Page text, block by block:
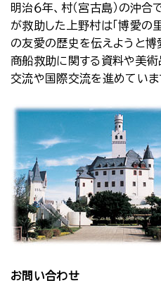
明治６年、村（宮古島）の沖
が救助した上野村は「博愛の
の友愛の歴史を伝えようと博
商船救助に関する資料や美術
交流や国際交流を進めていま
お問い合わせ